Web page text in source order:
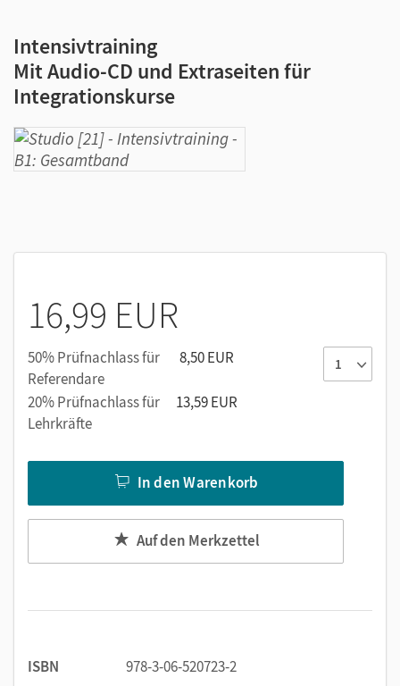
Intensivtraining
Mit Audio-CD und Extraseiten für
Integrationskurse
16,99 EUR
50% Prüfnachlass für
Referendare
8,50 EUR
20% Prüfnachlass für
Lehrkräfte
13,59 EUR
In den Warenkorb
Auf den Merkzettel
ISBN
978-3-06-520723-2